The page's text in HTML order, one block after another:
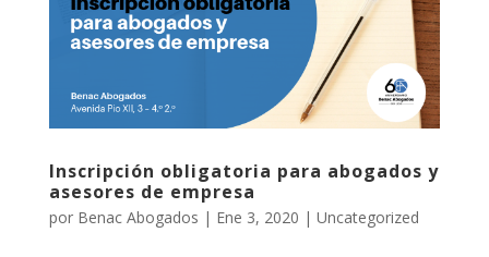
Inscripción obligatoria para abogados y
asesores de empresa
por Benac Abogados | Ene 3, 2020 | Uncategorized